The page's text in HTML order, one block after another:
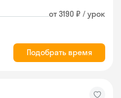
от 3190 ₽ / урок
Подобрать время